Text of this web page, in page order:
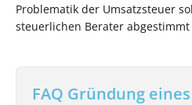
Problematik der Umsatzsteuer
steuerlichen Berater
FAQ Gründung